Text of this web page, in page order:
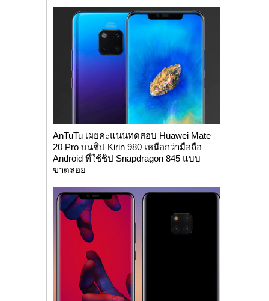
AnTuTu เผยคะแนนทดสอบ Huawei Mate
20 Pro บนชิป Kirin 980 เหนือกว่ามือถือ
Android ที่ใช้ชิป Snapdragon 845 แบบ
ขาดลอย